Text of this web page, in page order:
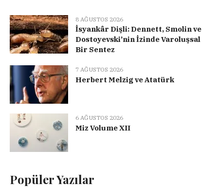
8 AĞUSTOS 2026
İsyankâr Dişli: Dennett, Smolin ve
Dostoyevski’nin İzinde Varoluşsal
Bir Sentez
7 AĞUSTOS 2026
Herbert Melzig ve Atatürk
6 AĞUSTOS 2026
Miz Volume XII
Popüler Yazılar